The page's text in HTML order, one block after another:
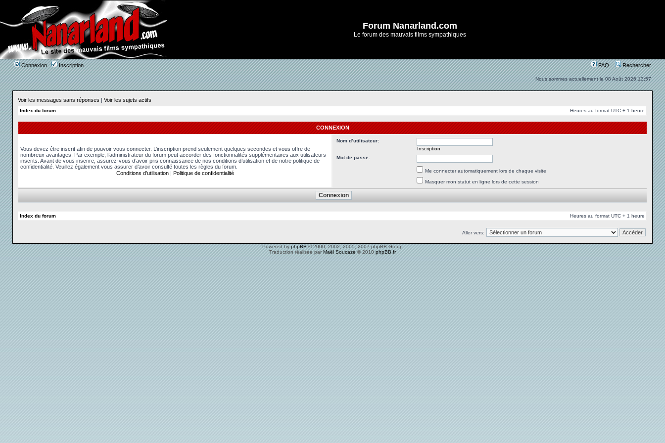
Forum Nanarland.com
Le forum des mauvais films sympathiques
Connexion Inscription FAQ Rechercher
Nous sommes actuellement le 08 Août 2026 13:57
Voir les messages sans réponses | Voir les sujets actifs
Index du forum Heures au format UTC + 1 heure
CONNEXION
Vous devez être inscrit afin de pouvoir vous connecter. L’inscription prend seulement quelques secondes et vous offre de
nombreux avantages. Par exemple, l’administrateur du forum peut accorder des fonctionnalités supplémentaires aux utilisateurs
inscrits. Avant de vous inscrire, assurez-vous d’avoir pris connaissance de nos conditions d’utilisation et de notre politique de
confidentialité. Veuillez également vous assurer d’avoir consulté toutes les règles du forum.
Conditions d’utilisation| Politique de confidentialité
Nom d’utilisateur:
Inscription
Mot de passe:
Me connecter automatiquement lors de chaque visite
Masquer mon statut en ligne lors de cette session
Index du forum Heures au format UTC + 1 heure
Aller vers:
Powered byphpBB© 2000, 2002, 2005, 2007 phpBB Group
Traduction réalisée parMaël Soucaze© 2010phpBB.fr